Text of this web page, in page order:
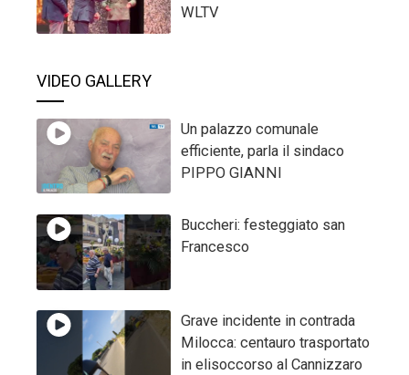
WLTV
VIDEO GALLERY
Un palazzo comunale
efficiente, parla il sindaco
PIPPO GIANNI
Buccheri: festeggiato san
Francesco
Grave incidente in contrada
Milocca: centauro trasportato
in elisoccorso al Cannizzaro